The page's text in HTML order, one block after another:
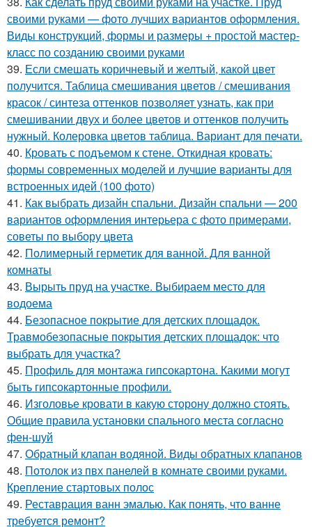
своими руками — фото лучших вариантов оформления.
Виды конструкций, формы и размеры + простой мастер-
класс по созданию своими руками
39. Если смешать коричневый и желтый, какой цвет
получится. Таблица смешивания цветов / смешивания
красок / синтеза оттенков позволяет узнать, как при
смешивании двух и более цветов и оттенков получить
нужный. Колеровка цветов таблица. Вариант для печати.
40. Кровать с подъемом к стене. Откидная кровать:
формы современных моделей и лучшие варианты для
встроенных идей (100 фото)
41. Как выбрать дизайн спальни. Дизайн спальни — 200
вариантов оформления интерьера с фото примерами,
советы по выбору цвета
42. Полимерный герметик для ванной. Для ванной
комнаты
43. Вырыть пруд на участке. Выбираем место для
водоема
44. Безопасное покрытие для детских площадок.
Травмобезопасные покрытия детских площадок: что
выбрать для участка?
45. Профиль для монтажа гипсокартона. Какими могут
быть гипсокартонные профили.
46. Изголовье кровати в какую сторону должно стоять.
Общие правила установки спального места согласно
фен-шуй
47. Обратный клапан водяной. Виды обратных клапанов
48. Потолок из пвх панелей в комнате своими руками.
Крепление стартовых полос
49. Реставрация ванн эмалью. Как понять, что ванне
требуется ремонт?